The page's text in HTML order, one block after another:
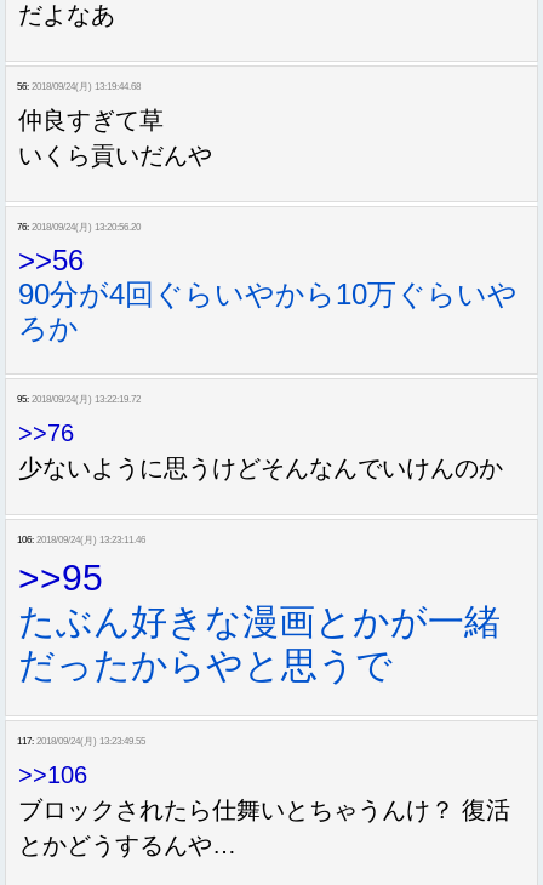
だよなあ
56: 2018/09/24(月) 13:19:44.68
仲良すぎて草
いくら貢いだんや
76: 2018/09/24(月) 13:20:56.20
>>56
90分が4回ぐらいやから10万ぐらいや
ろか
95: 2018/09/24(月) 13:22:19.72
>>76
少ないように思うけどそんなんでいけんのか
106: 2018/09/24(月) 13:23:11.46
>>95
たぶん好きな漫画とかが一緒
だったからやと思うで
117: 2018/09/24(月) 13:23:49.55
>>106
ブロックされたら仕舞いとちゃうんけ？ 復活
とかどうするんや…